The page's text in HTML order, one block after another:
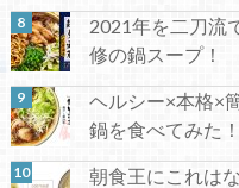
2021年を二刀流
修の鍋スープ！
ヘルシー×本格×
鍋を食べてみた！
朝食王にこれは